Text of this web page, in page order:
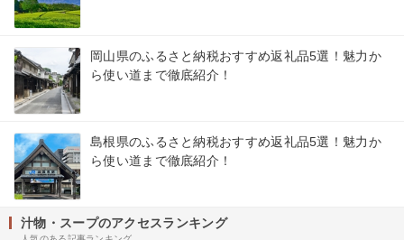
岡山県のふるさと納税おすすめ返礼品5選！魅力か
ら使い道まで徹底紹介！
島根県のふるさと納税おすすめ返礼品5選！魅力か
ら使い道まで徹底紹介！
汁物・スープのアクセスランキング